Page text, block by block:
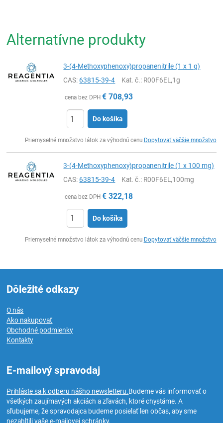
Alternatívne produkty
3-(4-Methoxyphenoxy)propanenitrile (1 x 1 g)
CAS:63815-39-4 Kat. č.: R00F6EL,1g
cena bez DPH € 708,93
Do košíka
Priemyselné množstvo látok za výhodnú cenu Dopytovať väčšie množstvo
3-(4-Methoxyphenoxy)propanenitrile (1 x 100 mg)
CAS:63815-39-4 Kat. č.: R00F6EL,100mg
cena bez DPH € 322,18
Do košíka
Priemyselné množstvo látok za výhodnú cenu Dopytovať väčšie množstvo
Dôležité odkazy
O nás
Ako nakupovať
Obchodné podmienky
Kontakty
E-mailový spravodaj
Prihláste sa k odberu nášho newsletteru.Budeme vás informovať o
všetkých zaujímavých akciách a zľavách, ktoré chystáme. A
sľubujeme, že spravodajca budeme posielať len občas, aby sme
nezahltili vaše e-mailovej schránky.